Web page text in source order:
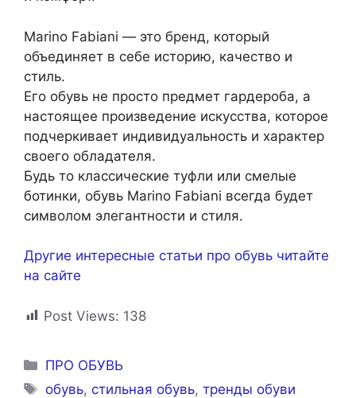
Marino Fabiani — это бренд, который
объединяет в себе историю, качество и
стиль.
Его обувь не просто предмет гардероба, а
настоящее произведение искусства, которое
подчеркивает индивидуальность и характер
своего обладателя.
Будь то классические туфли или смелые
ботинки, обувь Marino Fabiani всегда будет
символом элегантности и стиля.
Другие интересные статьи про обувь читайте
на сайте
Post Views: 138
Рубрики
ПРО ОБУВЬ
Метки
обувь, стильная обувь,тренды обуви